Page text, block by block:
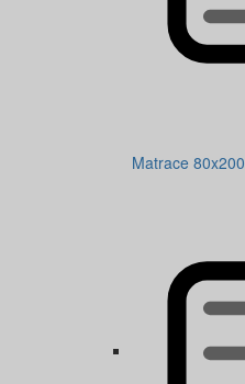
Matrace 80x200